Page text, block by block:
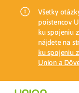
Všetky
poistencov
ku spojeniu
nájdete na
ku spojeniu
Union a